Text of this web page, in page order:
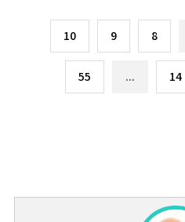
8
9
10
14
...
55